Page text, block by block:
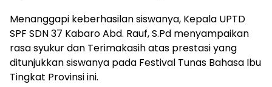
Menanggapi keberhasilan siswanya, Kepala UPTD
SPF SDN 37 Kabaro Abd. Rauf, S.Pd menyampaikan
rasa syukur dan Terimakasih atas prestasi yang
ditunjukkan siswanya pada Festival Tunas Bahasa Ibu
Tingkat Provinsi ini.